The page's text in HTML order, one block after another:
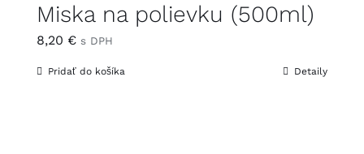
Miska na polievku (500ml)
8,20 € s DPH
Pridať do košíka Detaily